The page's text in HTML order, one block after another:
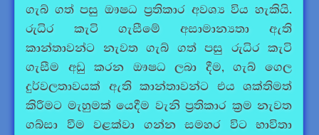
ගැබ් ගත් පසු ඖෂධ ප්‍රතිකාර අවශ්‍ය විය හැකියි.
රුධිර කැටි ගැසීමේ අසාමාන්‍යතා ඇති
කාන්තාවන්ට නැවත ගැබ් ගත් පසු රුධිර කැටි
ගැසීම අඩු කරන ඖෂධ ලබා දීම, ගැබ් ගෙල
දුර්වලතාවයක් ඇති කාන්තාවන්ට එය ශක්තිමත්
කිරීමට මැහුමක් යෙදීම වැනි ප්‍රතිකාර ක්‍රම නැවත
ගබ්සා වීම වළක්වා ගන්න සමහර විට භාවිතා